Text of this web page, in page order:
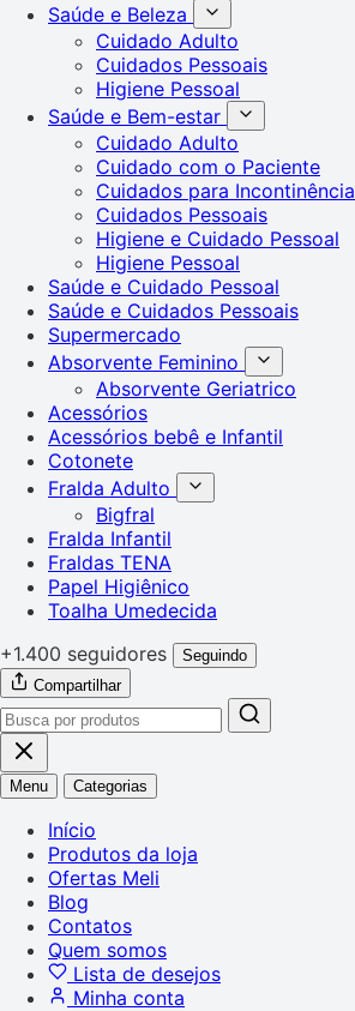
Saúde e Beleza
Cuidado Adulto
Cuidados Pessoais
Higiene Pessoal
Saúde e Bem-estar
Cuidado Adulto
Cuidado com o Paciente
Cuidados para Incontinência
Cuidados Pessoais
Higiene e Cuidado Pessoal
Higiene Pessoal
Saúde e Cuidado Pessoal
Saúde e Cuidados Pessoais
Supermercado
Absorvente Feminino
Absorvente Geriatrico
Acessórios
Acessórios bebê e Infantil
Cotonete
Fralda Adulto
Bigfral
Fralda Infantil
Fraldas TENA
Papel Higiênico
Toalha Umedecida
+1.400 seguidores
Seguindo
Compartilhar
Menu Categorias
Início
Produtos da loja
Ofertas Meli
Blog
Contatos
Quem somos
Lista de desejos
Minha conta